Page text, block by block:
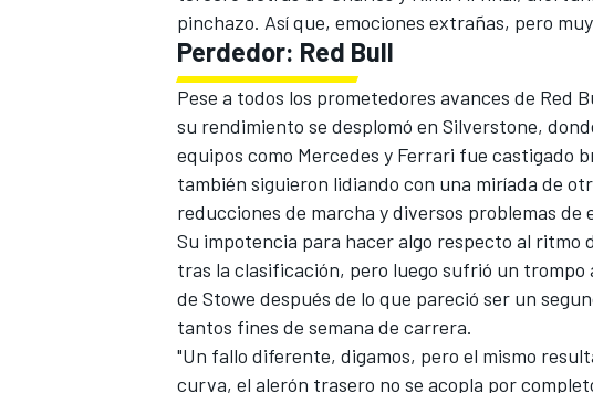
pinchazo. Así que, emociones extrañas, pero
Perdedor: Red Bull
Pese a todos los prometedores avances de Red
su rendimiento se desplomó en Silverstone,
equipos como Mercedes y Ferrari fue castigado
también siguieron lidiando con una miríada de
reducciones de marcha y diversos problemas de
Su impotencia para hacer algo respecto al ritmo
tras la clasificación, pero luego sufrió un
de Stowe después de lo que pareció ser un
tantos fines de semana de carrera.
"Un fallo diferente, digamos, pero el mismo
curva, el alerón trasero no se acopla por